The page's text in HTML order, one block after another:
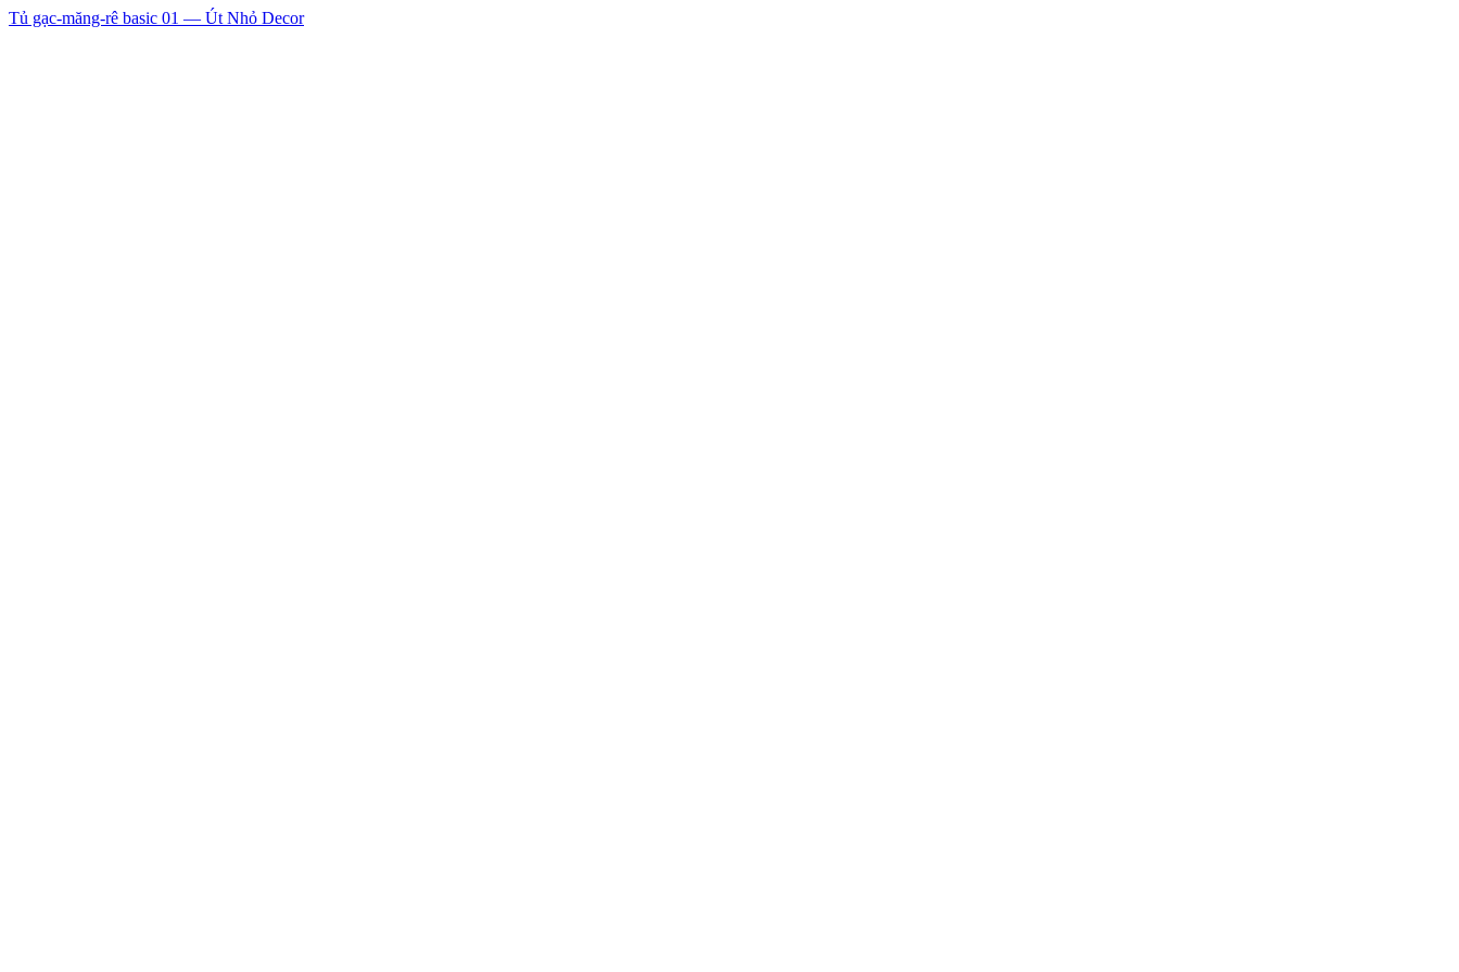
Tủ gạc-măng-rê basic 01 — Út Nhỏ Decor